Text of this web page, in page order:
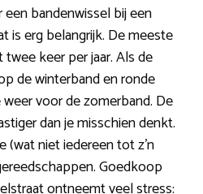
bandenwissel bij een
is erg belangrijk. De meeste
keer per jaar. Als de
de winterband en ronde
voor de zomerband. De
dan je misschien denkt.
(wat niet iedereen tot z’n
Goedkoop
ontneemt veel stress: